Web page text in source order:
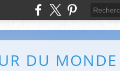
DU MONDE